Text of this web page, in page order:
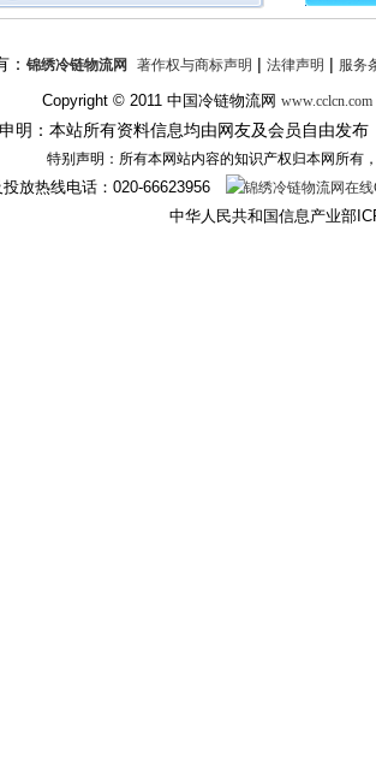
：锦绣冷链物流网 著作权与商标声明 |法律声明 | 服务
Copyright © 2011 中国冷链物流网 www.cclcn.com
明：本站所有资料信息均由网友及会员自由发
特别声明：所有本网站内容的知识产权归本网所有
投放热线电话：020-66623956
中华人民共和国信息产业部